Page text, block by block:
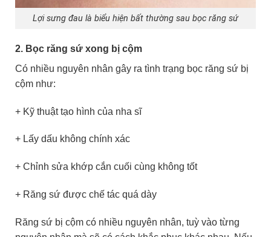
Lợi sưng đau là biểu hiện bất thường sau bọc răng sứ
2. Bọc răng sứ xong bị cộm
Có nhiều nguyên nhân gây ra tình trạng bọc răng sứ bị
cộm như:
+ Kỹ thuật tạo hình của nha sĩ
+ Lấy dấu không chính xác
+ Chỉnh sửa khớp cắn cuối cùng không tốt
+ Răng sứ được chế tác quá dày
Răng sứ bị cộm có nhiều nguyên nhân, tuỳ vào từng